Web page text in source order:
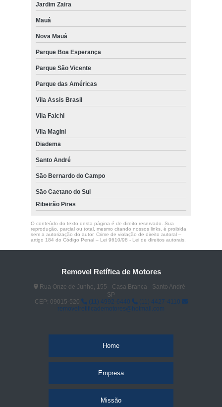
Jardim Zaira
Mauá
Nova Mauá
Parque Boa Esperança
Parque São Vicente
Parque das Américas
Vila Assis Brasil
Vila Falchi
Vila Magini
Diadema
Santo André
São Bernardo do Campo
São Caetano do Sul
Ribeirão Pires
O conteúdo do texto desta página é de direito reservado. Sua
reprodução, parcial ou total, mesmo citando nossos links, é proibida
sem a autorização do autor. Crime de violação de direito autoral –
artigo 184 do Código Penal – Lei 9610/98 - Lei de direitos autorais.
Removel Retífica de Motores
Rua Onze de Junho, 155 - Casa Branca - Santo André -
SP
CEP: 09015-520
(11) 4992-6440
(11) 4427-4110
removelretificademotores@hotmail.com
Home
Empresa
Missão